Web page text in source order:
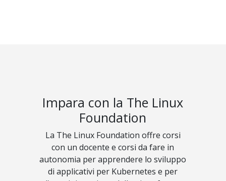
Impara con la The Linux
Foundation
La The Linux Foundation offre corsi
con un docente e corsi da fare in
autonomia per apprendere lo sviluppo
di applicativi per Kubernetes e per